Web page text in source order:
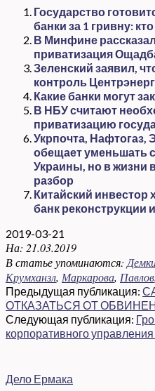
Государство
банки за 1 гривну:
В Минфине
приватизация
Зеленский заявил,
контроль
Какие банки могут
В НБУ считают
приватизацию
Укрпочта, Нафтогаз,
обещает уменьшать
Украины, но в жизни
разбор
Китайский инвестор
банк реконструкции
2019-03-21
На: 21.03.2019
В статье упоминаются:
Крумханзл, Маркарова, Павлов,
Предыдущая публикация:
ОТКАЗАТЬСЯ ОТ
Следующая публикация:
корпоративного
Дело Ермака